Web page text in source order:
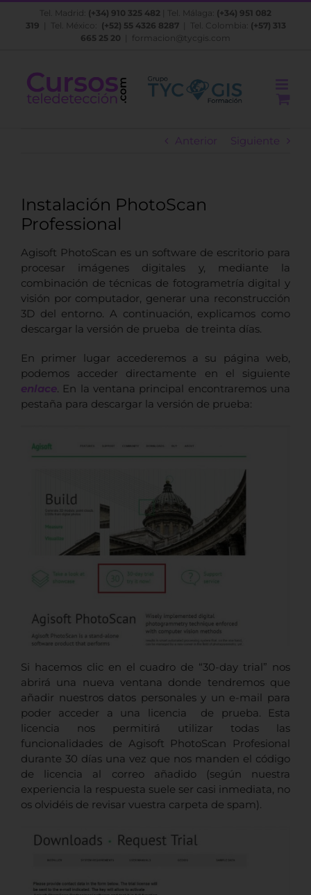
Saltar
Tel. Madrid: (+34) 910 325 482 | Tel. Málaga: (+34) 951 082
319 | Tel. México: (+52) 55 4326 8287| Tel. Colombia: (+57) 313
665 25 20
formacion@tycgis.com
Anterior Siguiente
Instalación PhotoScan
Professional
Agisoft PhotoScan es un software de escritorio para
procesar imágenes digitales y, mediante la
combinación de técnicas de fotogrametría digital y
visión por computador, generar una reconstrucción
3D del entorno. A continuación, explicamos como
descargar la versión de prueba de treinta días.
En primer lugar accederemos a su página web,
podemos acceder directamente en el siguiente
enlace. En la ventana principal encontraremos una
pestaña para descargar la versión de prueba:
Si hacemos clic en el cuadro de “30-day trial” nos
abrirá una nueva ventana donde tendremos que
añadir nuestros datos personales y un e-mail para
poder acceder a una licencia de prueba. Esta
licencia nos permitirá utilizar todas las
funcionalidades de Agisoft PhotoScan Profesional
durante 30 días una vez que nos manden el código
de licencia al correo añadido (según nuestra
experiencia la respuesta suele ser casi inmediata, no
os olvidéis de revisar vuestra carpeta de spam).